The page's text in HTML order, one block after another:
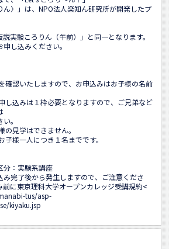
ん〉」は、NPO法人楽知ん研究所が開発したプ
実験ころりん（午前）」と同一となります。
し込みください。
確認いたしますので、お申込みはお子様の名前
し込みは１枠必要となりますので、ご兄弟など
。
見学はできません。
様一人につき１名までです。
分：実験系講座
完了後から発生しますので、ご注意くださ
前に東京理科大学オープンカレッジ受講規約<
tus/asp-
kiyaku.jsp